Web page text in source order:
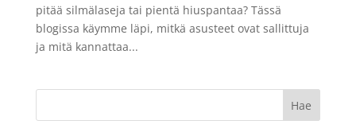
pitää silmälaseja tai pientä hiuspantaa? Tässä
blogissa käymme läpi, mitkä asusteet ovat sallittuja
ja mitä kannattaa...